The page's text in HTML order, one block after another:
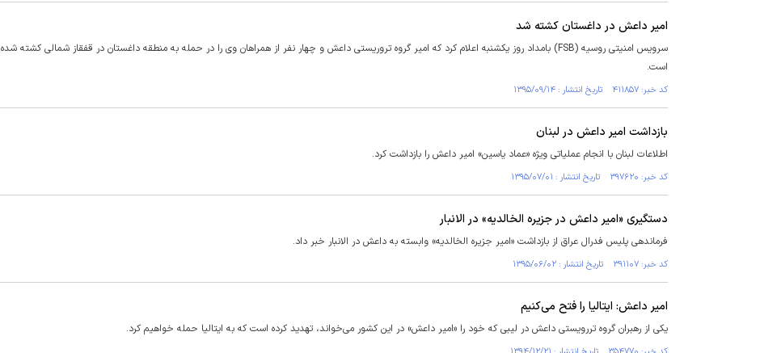
امیر داعش در داغستان کشته شد
سرویس امنیتی روسیه (FSB) بامداد روز یکشنبه اعلام کرد که امیر گروه تروریستی داعش و چهار نفر از همراهان وی را در حمله به منطقه داغستان در قفقاز شمالی کشته شده
است.
کد خبر: ۴۱۱۸۵۷ تاریخ انتشار : ۱۳۹۵/۰۹/۱۴
بازداشت امیر داعش در لبنان
اطلاعات لبنان با انجام عملیاتی ویژه «عماد یاسین» امیر داعش را بازداشت کرد.
کد خبر: ۳۹۷۶۲۰ تاریخ انتشار : ۱۳۹۵/۰۷/۰۱
دستگیری «امیر داعش در جزیره الخالدیه» در الانبار
فرماندهی پلیس فدرال عراق از بازداشت «امیر جزیره الخالدیه» وابسته به داعش در الانبار خبر داد.
کد خبر: ۳۹۱۱۰۷ تاریخ انتشار : ۱۳۹۵/۰۶/۰۲
امیر داعش: ایتالیا را فتح می‌کنیم
یکی از رهبران گروه تررویستی داعش در لیبی که خود را «امیر داعش» در این کشور می‌خواند، تهدید کرده است که به ایتالیا حمله خواهیم کرد.